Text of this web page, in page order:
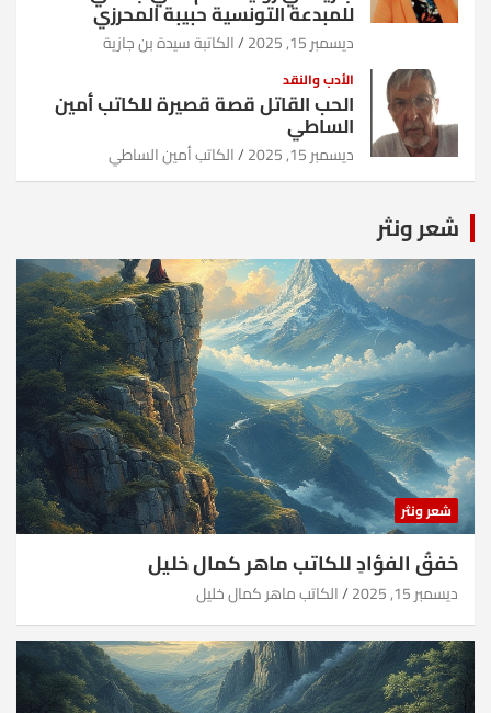
للمبدعة التونسية حبيبة المحرزي
ديسمبر 15, 2025 الكاتبة سيدة بن جازية
الأدب والنقد
الحب القاتل قصة قصيرة للكاتب أمين
الساطي
ديسمبر 15, 2025 الكاتب أمين الساطي
شعر ونثر
شعر ونثر
خفقُ الفؤادِ للكاتب ماهر كمال خليل
ديسمبر 15, 2025 الكاتب ماهر كمال خليل